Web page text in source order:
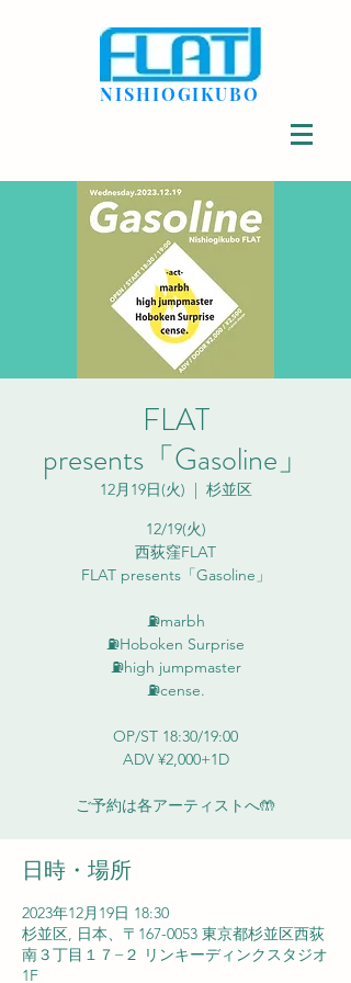
NISHIOGIKUBO
FLAT
presents「Gasoline」
12月19日(火)
  |
杉並区
12/19(火)
西荻窪FLAT
FLAT presents「Gasoline」
⛽️marbh
⛽️Hoboken Surprise
⛽️high jumpmaster
⛽️cense.
OP/ST 18:30/19:00
ADV ¥2,000+1D
日時・場所
2023年12月19日 18:30
杉並区, 日本、〒167-0053 東京都杉並区西荻
南３丁目１７−２ リンキーディンクスタジオ
1F